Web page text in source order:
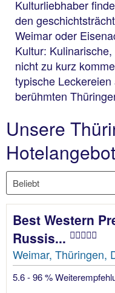
Kulturliebhaber
den
Weimar oder
Kultur:
nicht zu kurz
typische
berühmten
Unsere
Best Western
Russis...
Weimar, Thüringen,
5.6 - 96 %